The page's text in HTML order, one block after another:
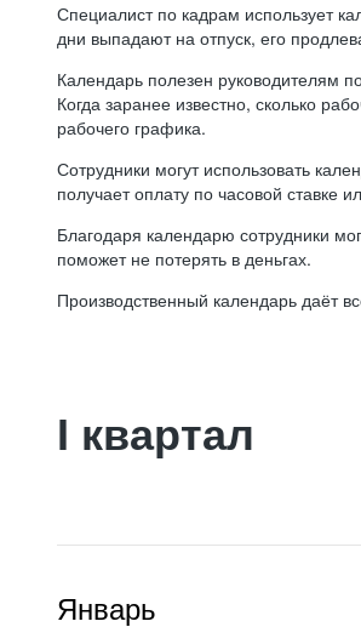
Специалист по кадрам использует
дни выпадают на отпуск, его
Календарь полезен руководителям
Когда заранее известно, сколько
рабочего графика.
Сотрудники могут использовать
получает оплату по часовой ставке
Благодаря календарю сотрудники
поможет не потерять в деньгах.
Производственный календарь даёт
I квартал
Январь